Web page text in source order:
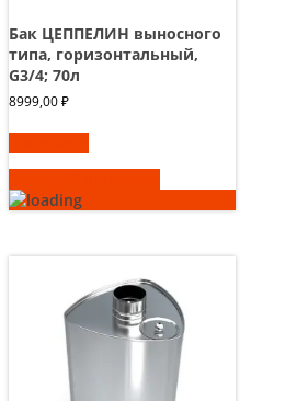
Бак ЦЕППЕЛИН выносного
типа, горизонтальный,
G3/4; 70л
8999,00₽